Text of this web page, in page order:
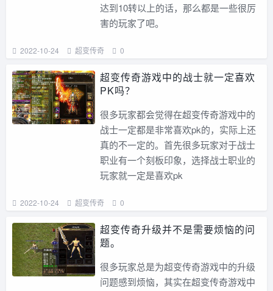
达到10转以上的话，那么都是一些很厉
害的玩家了吧。
2022-10-24 超变传奇 0
超变传奇游戏中的战士就一定喜欢
PK吗？
很多玩家都会觉得在超变传奇游戏中的
战士一定都是非常喜欢pk的，实际上还
真的不一定的。首先很多玩家对于战士
职业有一个刻板印象，选择战士职业的
玩家就一定是喜欢pk
2022-10-24 超变传奇 0
超变传奇升级并不是需要烦恼的问
题。
很多玩家总是为超变传奇游戏中的升级
问题感到烦恼，其实在超变传奇游戏中